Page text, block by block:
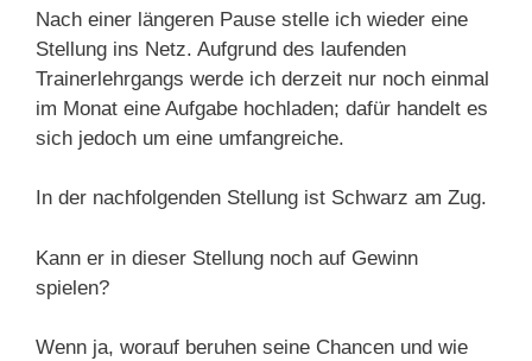
Nach einer längeren Pause stelle ich wieder eine
Stellung ins Netz. Aufgrund des laufenden
Trainerlehrgangs werde ich derzeit nur noch einmal
im Monat eine Aufgabe hochladen; dafür handelt es
sich jedoch um eine umfangreiche.
In der nachfolgenden Stellung ist Schwarz am Zug.
Kann er in dieser Stellung noch auf Gewinn
spielen?
Wenn ja, worauf beruhen seine Chancen und wie